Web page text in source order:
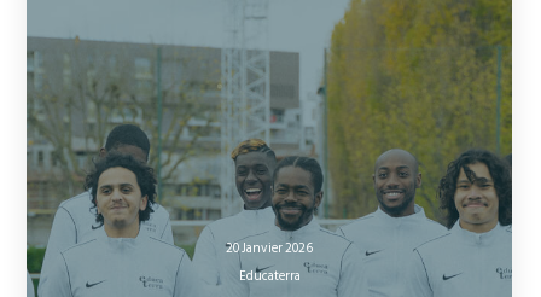
20 Janvier 2026
Educaterra